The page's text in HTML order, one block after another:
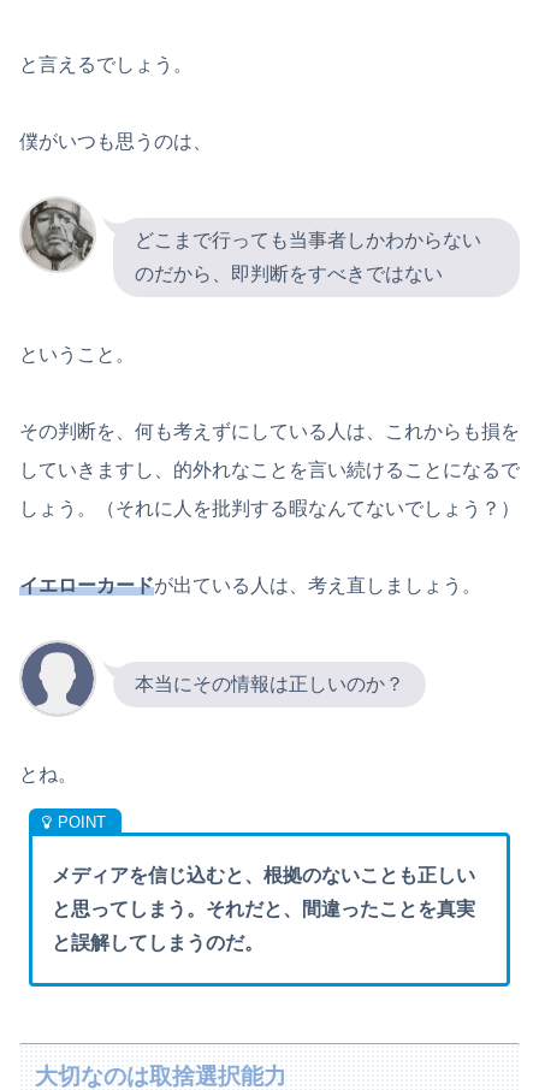
と言えるでしょう。
僕がいつも思うのは、
どこまで行っても当事者しかわからない
のだから、即判断をすべきではない
ということ。
その判断を、何も考えずにしている人は、これからも損を
していきますし、的外れなことを言い続けることになるで
しょう。（それに人を批判する暇なんてないでしょう？）
イエローカードが出ている人は、考え直しましょう。
本当にその情報は正しいのか？
とね。
メディアを信じ込むと、根拠のないことも正しい
と思ってしまう。それだと、間違ったことを真実
と誤解してしまうのだ。
大切なのは取捨選択能力